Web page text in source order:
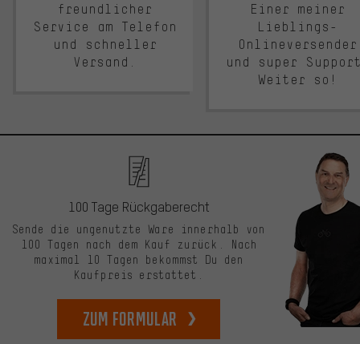
freundlicher
Service am Telefon
und schneller
Versand.
Einer meiner
Lieblings-
Onlineversender
und super
Weiter so!
100 Tage Rückgaberecht
Sende die ungenutzte Ware innerhalb von
100 Tagen nach dem Kauf zurück. Nach
maximal 10 Tagen bekommst Du den
Kaufpreis erstattet.
zum Formular